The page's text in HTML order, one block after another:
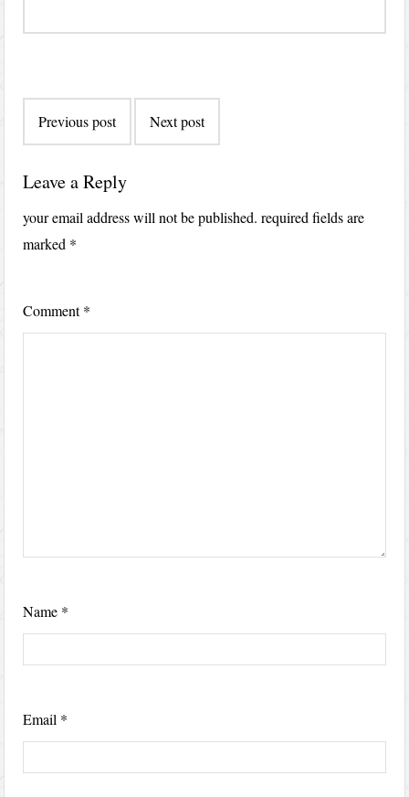
navigation
Previous post Next post
Leave a Reply
your email address will not be published. required fields are
marked *
Comment*
Name *
Email *